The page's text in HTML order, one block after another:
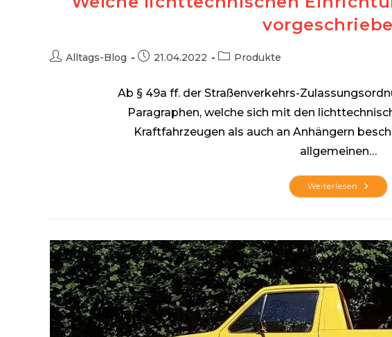
Beitrags-
Alltags-Blog
Beitrag21.04.2022
Beitrags-
Produkte
Ab § 49a ff. der Straßenverkehrs-
Paragraphen, welche sich mit den
Kraftfahrzeugen als auch an Anhängern
allgemeinen…
Weiterlesen Welche